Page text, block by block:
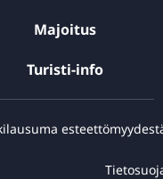
Majoitus
Turisti-info